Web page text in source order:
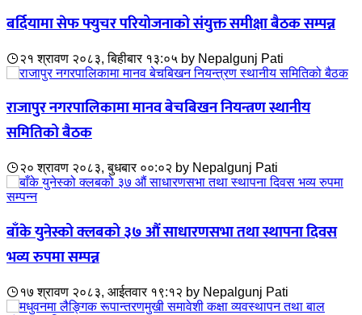
बर्दियामा सेफ फ्युचर परियोजनाको संयुक्त समीक्षा बैठक सम्पन्न
२१ श्रावण २०८३, बिहीबार १३:०५ by Nepalgunj Pati
राजापुर नगरपालिकामा मानव बेचबिखन नियन्त्रण स्थानीय
समितिको बैठक
२० श्रावण २०८३, बुधबार ००:०२ by Nepalgunj Pati
बाँके युनेस्को क्लबको ३७ औं साधारणसभा तथा स्थापना दिवस
भव्य रुपमा सम्पन्न
१७ श्रावण २०८३, आईतवार १९:१२ by Nepalgunj Pati